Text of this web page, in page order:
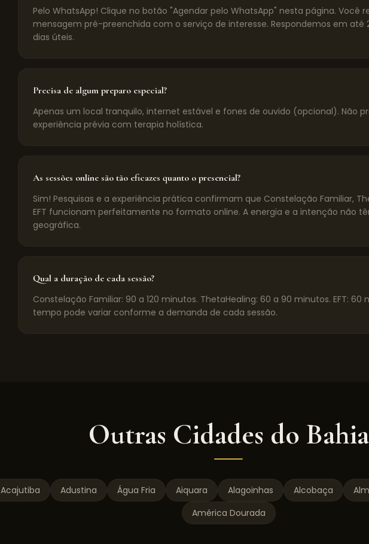
Pelo WhatsApp! Clique no botão "Agendar pelo WhatsApp" nesta página. Você
mensagem pré-preenchida com o serviço de interesse. Respondemos em até
dias úteis.
Precisa de algum preparo especial?
Apenas um local tranquilo, internet estável e fones de ouvido (opcional). Não
experiência prévia com terapia holística.
As sessões online são tão eficazes quanto o presencial?
Sim! Pesquisas e a experiência prática confirmam que Constelação Familiar,
EFT funcionam perfeitamente no formato online. A energia e a intenção não
geográfica.
Qual a duração de cada sessão?
Constelação Familiar: 90 a 120 minutos. ThetaHealing: 60 a 90 minutos. EFT: 60
tempo pode variar conforme a demanda de cada sessão.
Outras Cidades do Bahia
Acajutiba Adustina Água Fria Aiquara Alagoinhas Alcobaça
América Dourada